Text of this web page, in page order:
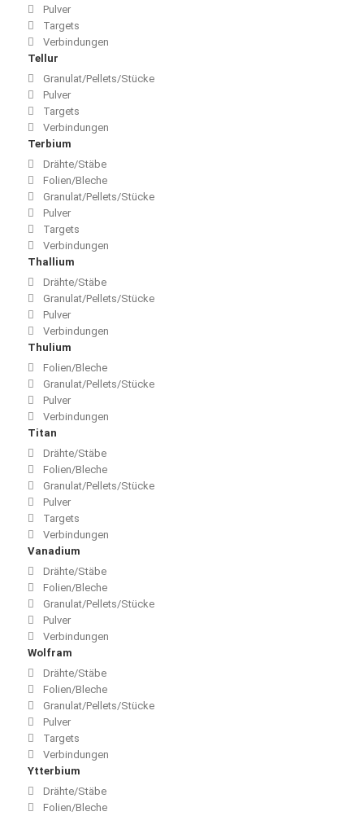
Pulver
Targets
Verbindungen
Tellur
Granulat/Pellets/Stücke
Pulver
Targets
Verbindungen
Terbium
Drähte/Stäbe
Folien/Bleche
Granulat/Pellets/Stücke
Pulver
Targets
Verbindungen
Thallium
Drähte/Stäbe
Granulat/Pellets/Stücke
Pulver
Verbindungen
Thulium
Folien/Bleche
Granulat/Pellets/Stücke
Pulver
Verbindungen
Titan
Drähte/Stäbe
Folien/Bleche
Granulat/Pellets/Stücke
Pulver
Targets
Verbindungen
Vanadium
Drähte/Stäbe
Folien/Bleche
Granulat/Pellets/Stücke
Pulver
Verbindungen
Wolfram
Drähte/Stäbe
Folien/Bleche
Granulat/Pellets/Stücke
Pulver
Targets
Verbindungen
Ytterbium
Drähte/Stäbe
Folien/Bleche